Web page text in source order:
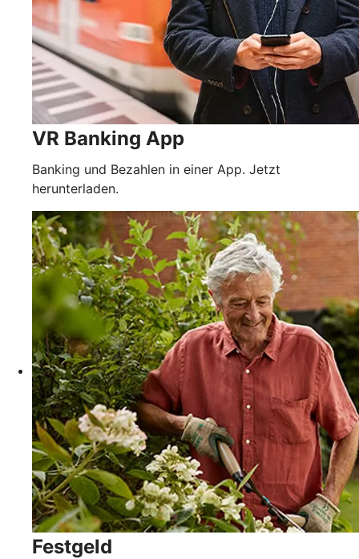
VR Banking App
Banking und Bezahlen in einer App. Jetzt
herunterladen.
Festgeld